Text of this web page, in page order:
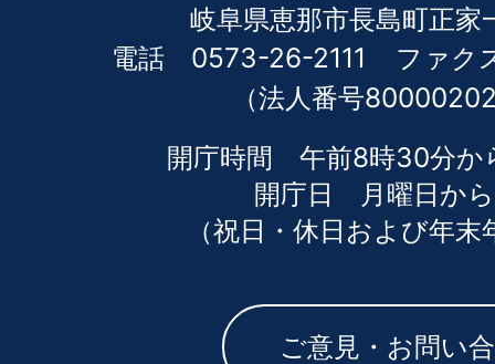
岐阜県恵那市長島町正家
電話 0573-26-2111
ファ
（法人番号
開庁時間 午前8時30分か
開庁日 月曜日か
（祝日・休日および年
ご意見・お問い